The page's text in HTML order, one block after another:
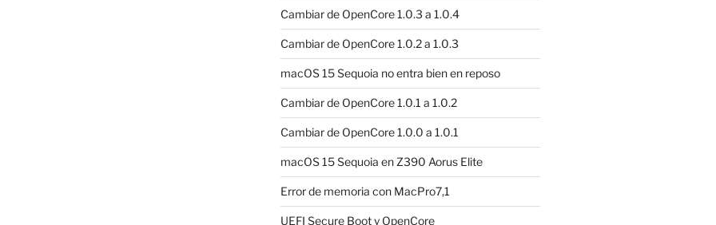
Cambiar de OpenCore 1.0.3 a 1.0.4
Cambiar de OpenCore 1.0.2 a 1.0.3
macOS 15 Sequoia no entra bien en reposo
Cambiar de OpenCore 1.0.1 a 1.0.2
Cambiar de OpenCore 1.0.0 a 1.0.1
macOS 15 Sequoia en Z390 Aorus Elite
Error de memoria con MacPro7,1
UEFI Secure Boot y OpenCore